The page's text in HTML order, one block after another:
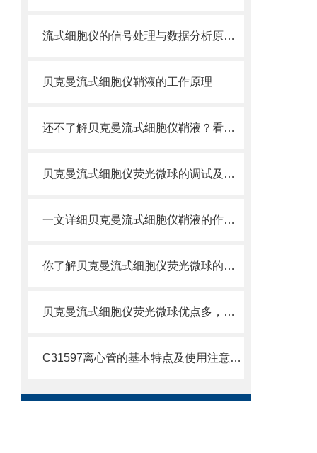
流式细胞仪的信号处理与数据分析原理分析
贝克曼流式细胞仪鞘液的工作原理
还不了解贝克曼流式细胞仪鞘液？看这里就对了！
贝克曼流式细胞仪荧光微球的调试及使用
一文详细贝克曼流式细胞仪鞘液的作用原理
你了解贝克曼流式细胞仪荧光微球的制备之怎样的吗
贝克曼流式细胞仪荧光微球优点多，实用效果好
C31597离心管的基本特点及使用注意事项